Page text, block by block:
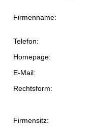
Firmenname:
Telefon:
Homepage:
E-Mail:
Rechtsform:
Firmensitz: